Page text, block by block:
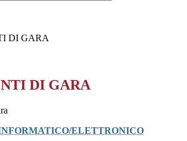
DI GARA
DI GARA
ELETTRONICO